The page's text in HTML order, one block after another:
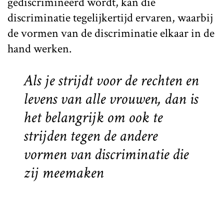
discriminatie tegelijkertijd ervaren, waarbij
de vormen van de discriminatie elkaar in de
hand werken.
Als je strijdt voor de rechten en
levens van alle vrouwen, dan is
het belangrijk om ook te
strijden tegen de andere
vormen van discriminatie die
zij meemaken